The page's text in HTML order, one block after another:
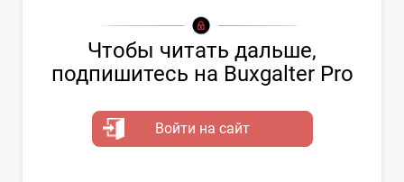
Чтобы читать дальше,
подпишитесь на Buxgalter Pro
Войти на сайт